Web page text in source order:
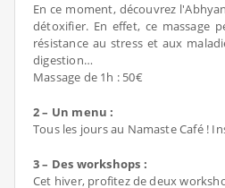
En ce moment, découvrez
détoxifier. En effet, ce massage
résistance au stress et aux
digestion…
Massage de 1h : 50€
2 – Un menu :
Tous les jours au Namaste Café !
3 – Des workshops :
Cet hiver, profitez de deux